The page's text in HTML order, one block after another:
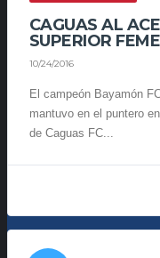
CAGUAS AL
SUPERIOR
10/24/2016
El campeón Bayamón
mantuvo en el puntero
de Caguas FC...